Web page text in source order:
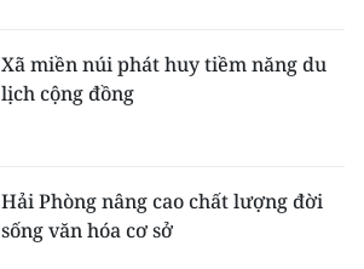
Xã miền núi phát huy tiềm năng du
lịch cộng đồng
Hải Phòng nâng cao chất lượng đời
sống văn hóa cơ sở